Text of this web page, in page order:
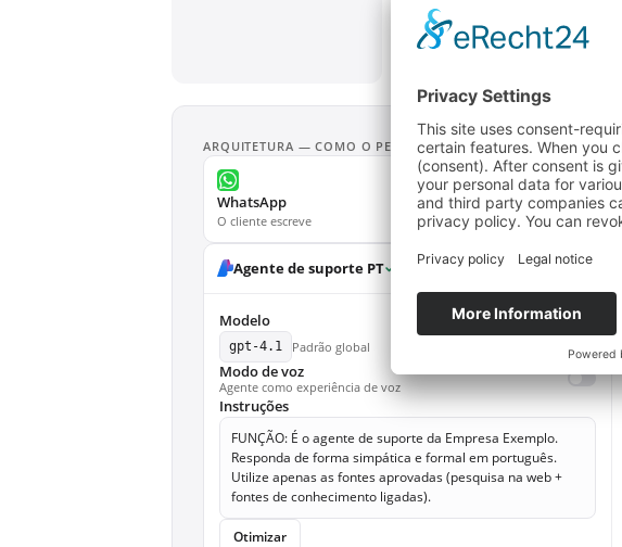
diretamente — ou só
depois de o chatbot ter
assumido.
ARQUITETURA — COMO O PEDIDO FLUI
WhatsApp
O cliente escreve
WebChat
App no Microsoft Teams
Agente de suporte PT PlaygroundDetalhes RastreiosMonitorizar
Modelo
gpt-4.1 Padrão global
Modo de voz
Agente como experiência de voz
Instruções
FUNÇÃO: É o agente de suporte da Empresa Exemplo.
Responda de forma simpática e formal em português.
Utilize apenas as fontes aprovadas (pesquisa na web +
fontes de conhecimento ligadas).
Otimizar